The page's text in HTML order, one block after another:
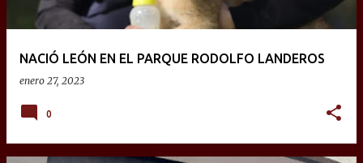
NACIÓ LEÓN EN EL PARQUE RODOLFO LANDEROS
enero 27, 2023
0